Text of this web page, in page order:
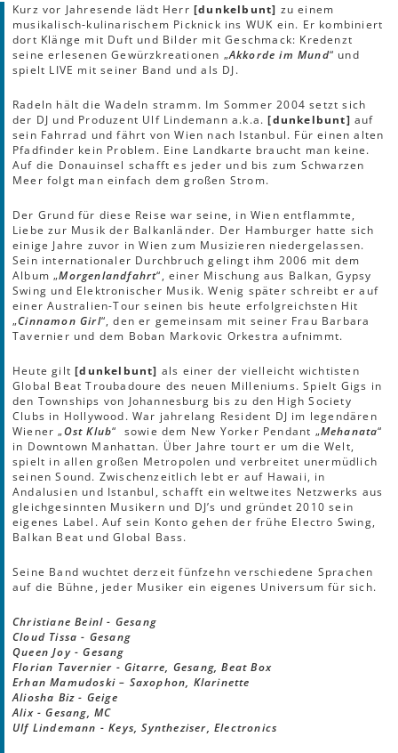
Kurz vor Jahresende lädt Herr[dunkelbunt] zu einem
musikalisch‐kulinarischem Picknick ins WUK ein. Er kombiniert
dort Klänge mit Duft und Bilder mit Geschmack: Kredenzt
seine erlesenen Gewürzkreationen „Akkorde im Mund“ und
spielt LIVE mit seiner Band und als DJ.
Radeln hält die Wadeln stramm. Im Sommer 2004 setzt sich
der DJ und Produzent Ulf Lindemann a.k.a.[dunkelbunt] auf
sein Fahrrad und fährt von Wien nach Istanbul. Für einen alten
Pfadfinder kein Problem. Eine Landkarte braucht man keine.
Auf die Donauinsel schafft es jeder und bis zum Schwarzen
Meer folgt man einfach dem großen Strom.
Der Grund für diese Reise war seine, in Wien entflammte,
Liebe zur Musik der Balkanländer. Der Hamburger hatte sich
einige Jahre zuvor in Wien zum Musizieren niedergelassen.
Sein internationaler Durchbruch gelingt ihm 2006 mit dem
Album „Morgenlandfahrt“, einer Mischung aus Balkan, Gypsy
Swing und Elektronischer Musik. Wenig später schreibt er auf
einer Australien-Tour seinen bis heute erfolgreichsten Hit
„Cinnamon Girl“, den er gemeinsam mit seiner Frau Barbara
Tavernier und dem Boban Markovic Orkestra aufnimmt.
Heute gilt[dunkelbunt] als einer der vielleicht wichtisten
Global Beat Troubadoure des neuen Milleniums. Spielt Gigs in
den Townships von Johannesburg bis zu den High Society
Clubs in Hollywood. War jahrelang Resident DJ im legendären
Wiener „Ost Klub“ sowie dem New Yorker Pendant „Mehanata“
in Downtown Manhattan. Über Jahre tourt er um die Welt,
spielt in allen großen Metropolen und verbreitet unermüdlich
seinen Sound. Zwischenzeitlich lebt er auf Hawaii, in
Andalusien und Istanbul, schafft ein weltweites Netzwerks aus
gleichgesinnten Musikern und DJ’s und gründet 2010 sein
eigenes Label. Auf sein Konto gehen der frühe Electro Swing,
Balkan Beat und Global Bass.
Seine Band wuchtet derzeit fünfzehn verschiedene Sprachen
auf die Bühne, jeder Musiker ein eigenes Universum für sich.
Christiane Beinl - Gesang
Cloud Tissa - Gesang
Queen Joy - Gesang
Florian Tavernier - Gitarre, Gesang, Beat Box
Erhan Mamudoski – Saxophon, Klarinette
Aliosha Biz - Geige
Alix - Gesang, MC
Ulf Lindemann - Keys, Syntheziser, Electronics